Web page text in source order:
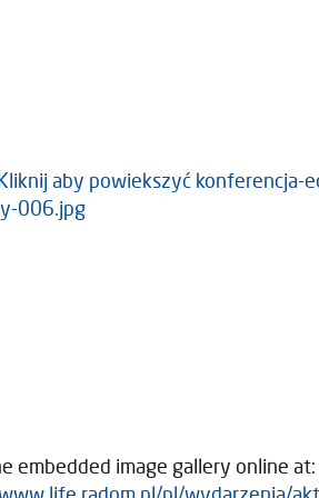
embedded image gallery online at: